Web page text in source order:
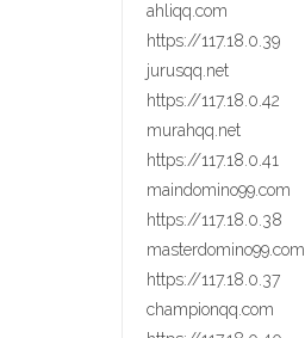
ahliqq.com
https://117.18.0.39
jurusqq.net
https://117.18.0.42
murahqq.net
https://117.18.0.41
maindomino99.com
https://117.18.0.38
masterdomino99.com
https://117.18.0.37
championqq.com